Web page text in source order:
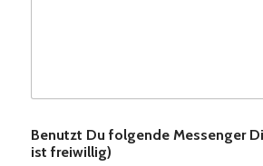
Benutzt Du folgende Messenger
ist freiwillig)